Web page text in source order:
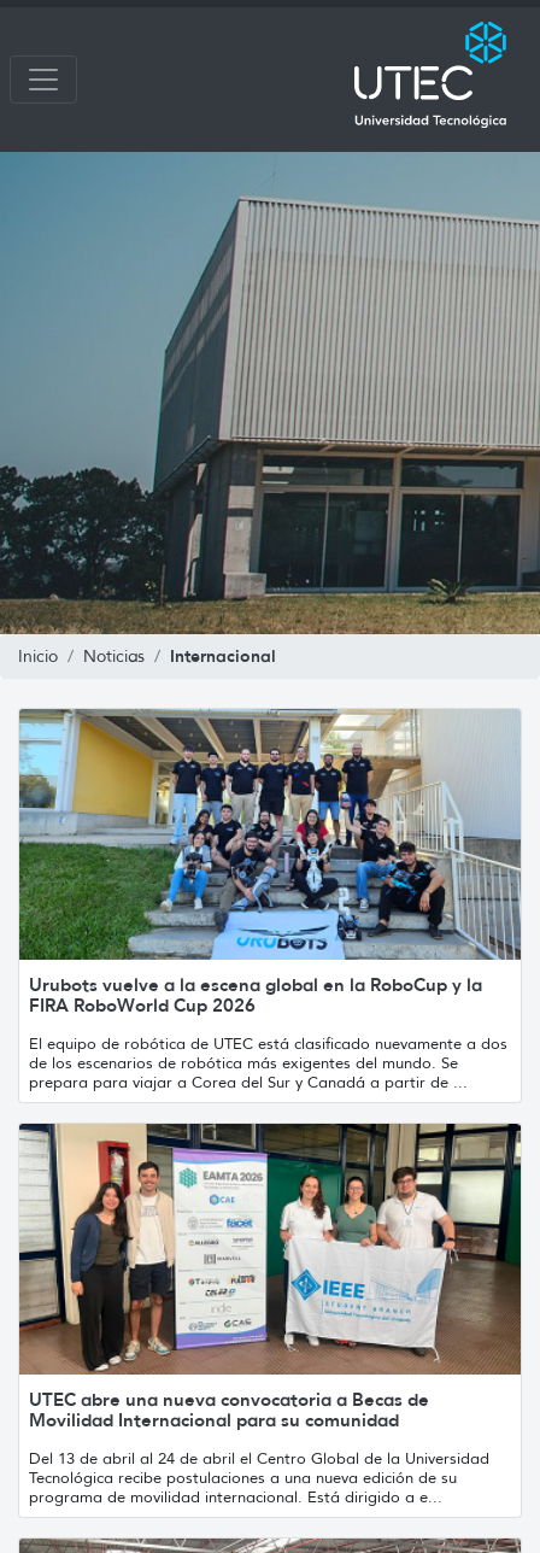
Inicio Noticias Internacional
Urubots vuelve a la escena global en la RoboCup y la
FIRA RoboWorld Cup 2026
El equipo de robótica de UTEC está clasificado nuevamente a dos
de los escenarios de robótica más exigentes del mundo. Se
prepara para viajar a Corea del Sur y Canadá a partir de ...
UTEC abre una nueva convocatoria a Becas de
Movilidad Internacional para su comunidad
Del 13 de abril al 24 de abril el Centro Global de la Universidad
Tecnológica recibe postulaciones a una nueva edición de su
programa de movilidad internacional. Está dirigido a e...